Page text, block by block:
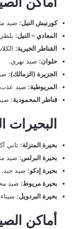
كورنيش النيل: صيد
المعادي – النيل:
القناطر الخيرية:
حلوان: صيد نهري.
الجزيرة (الزمالك):
المريوطية: صيد
قناطر المحمودية:
البحيرات
بحيرة المنزلة: ثاني
بحيرة البرلس: صيد
بحيرة إدكو: صيد جيد.
بحيرة مريوط: صيد
بحيرة البردويل:
أماكن